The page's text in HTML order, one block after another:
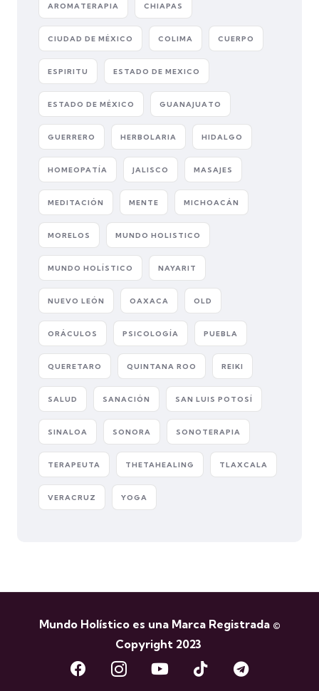
AROMATERAPIA CHIAPAS
CIUDAD DE MÉXICO COLIMA CUERPO
ESPIRITU ESTADO DE MEXICO
ESTADO DE MÉXICO GUANAJUATO
GUERRERO HERBOLARIA HIDALGO
HOMEOPATÍA JALISCO MASAJES
MEDITACIÓN MENTE MICHOACÁN
MORELOS MUNDO HOLISTICO
MUNDO HOLÍSTICO NAYARIT
NUEVO LEÓN OAXACA OLD
ORÁCULOS PSICOLOGÍA PUEBLA
QUERETARO QUINTANA ROO REIKI
SALUD SANACIÓN SAN LUIS POTOSÍ
SINALOA SONORA SONOTERAPIA
TERAPEUTA THETAHEALING TLAXCALA
VERACRUZ YOGA
Mundo Holístico es una Marca Registrada ©
Copyright 2023